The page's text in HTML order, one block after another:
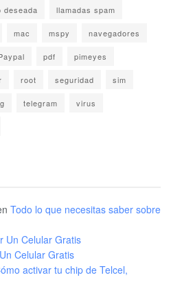
deseada llamadas spam
mac mspy navegadores
pdf pimeyes
root seguridad sim
telegram virus
Todo lo que necesitas saber sobre
Un Celular Gratis
Celular Gratis
activar tu chip de Telcel,